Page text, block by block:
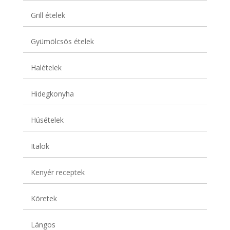
Grill ételek
Gyümölcsös ételek
Halételek
Hidegkonyha
Húsételek
Italok
Kenyér receptek
Köretek
Lángos